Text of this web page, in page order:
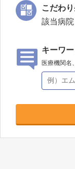
こだわ
該当病院
キーワ
医療機関名